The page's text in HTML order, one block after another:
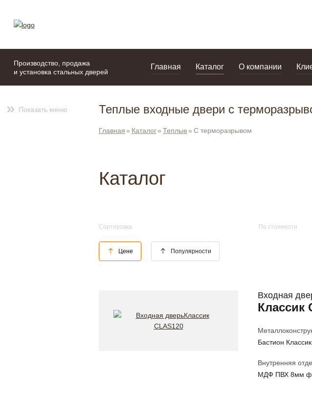
Производство, продажа
и установка стальных дверей
Главная Каталог О компании
Показать меню Теплые входные двери с
Главная Каталог Теплые С терморазрывом
Каталог
Сортировка
Цене Популярности
По стоимости
Входная
Классик
Бастион Классик
Внутренняя
МДФ ПВХ 8мм